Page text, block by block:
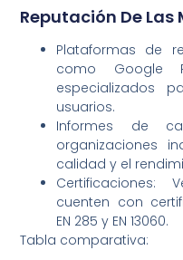
Reputación De Las
Plataformas de
como Google
especializados
usuarios.
Informes de
organizaciones
calidad y el
Certificaciones:
cuenten con
EN 285 y EN 13060.
Tabla comparativa: